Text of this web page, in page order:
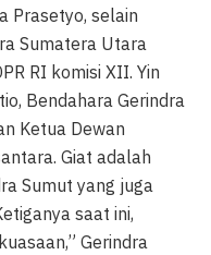
Prasetyo, selain
Sumatera Utara
RI komisi XII. Yin
Bendahara Gerindra
Ketua Dewan
Giat adalah
Sumut yang juga
saat ini,
Gerindra